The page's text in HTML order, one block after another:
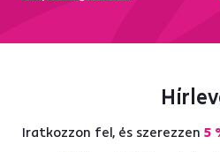
Iratkozzon fel, és szerezzen 5